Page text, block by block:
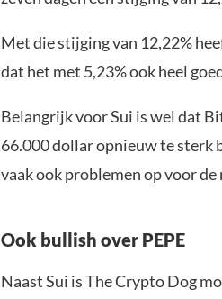
Met die stijging van 12,22%
dat het met 5,23% ook heel
Belangrijk voor Sui is wel dat
66.000 dollar opnieuw te sterk
vaak ook problemen op voor de
Ook bullish over PEPE
Naast Sui is The Crypto Dog